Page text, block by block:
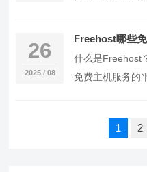
针对万网互…
26
2025 / 08
Freehost哪些
什么是Freehost
免费主机服务的
1 2